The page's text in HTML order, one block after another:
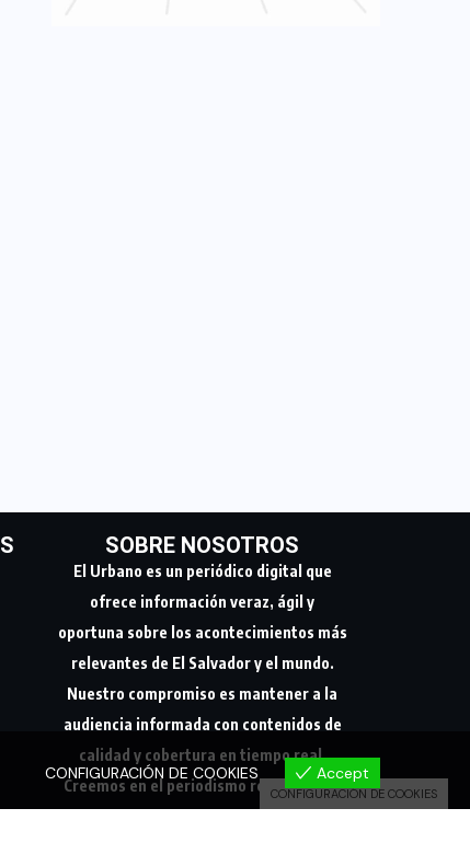
SOBRE NOSOTROS
El Urbano es un periódico digital que
ofrece información veraz, ágil y
oportuna sobre los acontecimientos más
relevantes de El Salvador y el mundo.
Nuestro compromiso es mantener a la
audiencia informada con contenidos de
calidad y cobertura en tiempo real.
Creemos en el periodismo responsable,
CONFIGURACIÓN DE COOKIES Accept
CONFIGURACIÓN DE COOKIES